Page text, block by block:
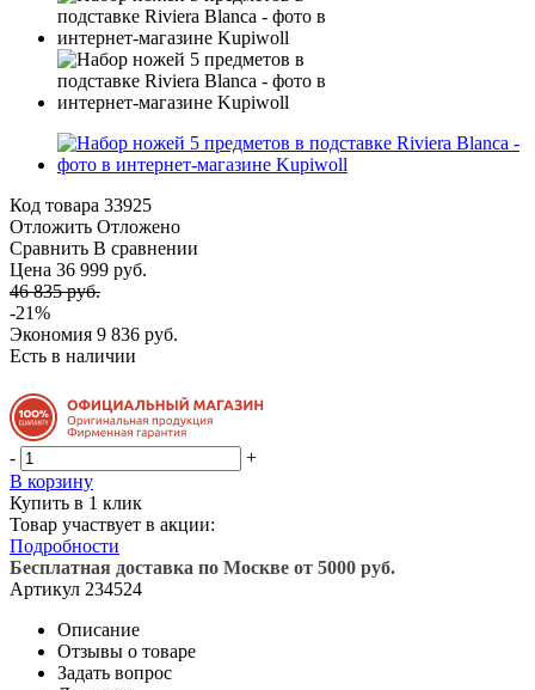
Код товара 33925
Отложить Отложено
Сравнить В сравнении
Цена 36 999 руб.
46 835 руб.
-21%
Экономия 9 836 руб.
Есть в наличии
-
+
В корзину
Купить в 1 клик
Товар участвует в акции:
Подробности
Бесплатная доставка по Москве от 5000 руб.
Артикул 234524
Описание
Отзывы о товаре
Задать вопрос